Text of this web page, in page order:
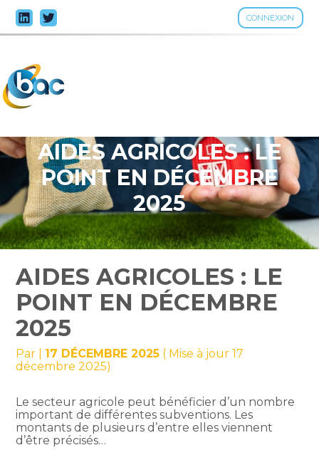
CONNEXION
Aller
au
AIDES AGRICOLES : LE
POINT EN DÉCEMBRE
2025
AIDES AGRICOLES : LE
POINT EN DÉCEMBRE
2025
Par 17 DÉCEMBRE 2025 ( Mise à jour 17
décembre 2025)
Le secteur agricole peut bénéficier d’un nombre
important de différentes subventions. Les
montants de plusieurs d’entre elles viennent
d’être précisés…